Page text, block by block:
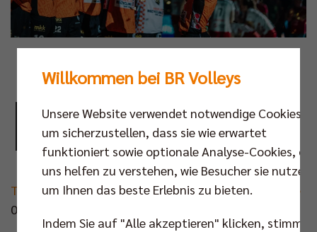
D Mannheim:
Trikot vergessen: Fan hilft Ex-Häfler aus der Patsche
06.02.2025 | schwaebische.de
Willkommen bei BR Volleys
Unsere Website verwendet notwendige Cookies,
um sicherzustellen, dass sie wie erwartet
funktioniert sowie optionale Analyse-Cookies, die
uns helfen zu verstehen, wie Besucher sie nutzen,
um Ihnen das beste Erlebnis zu bieten.
Indem Sie auf "Alle akzeptieren" klicken, stimmen